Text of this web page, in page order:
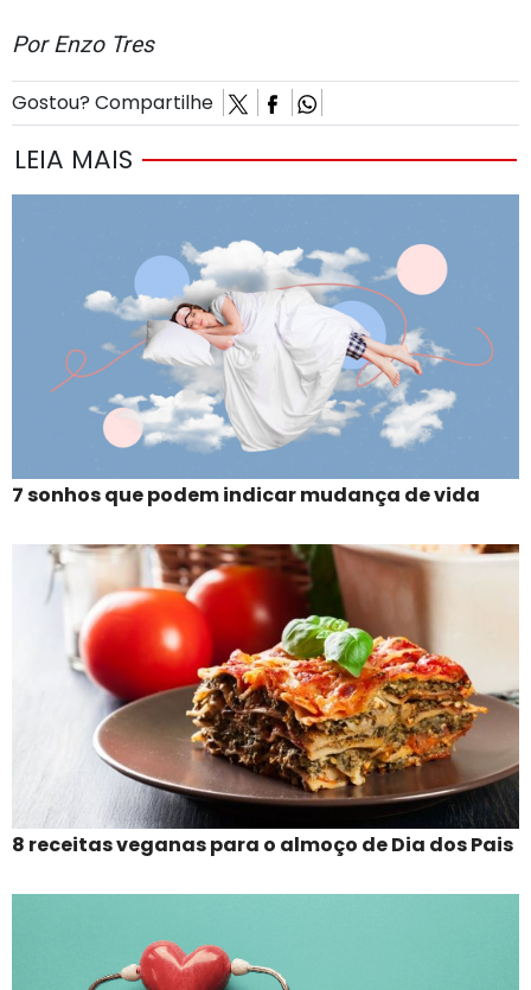
Por Enzo Tres
Gostou? Compartilhe
LEIA MAIS
7 sonhos que podem indicar mudança de vida
8 receitas veganas para o almoço de Dia dos Pais